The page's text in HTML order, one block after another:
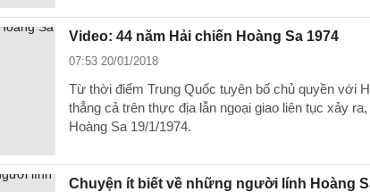
Video: 44 năm Hải chiến Hoàng Sa 1974
07:53 20/01/2018
Từ thời điểm Trung Quốc tuyên bố chủ quyền với
thẳng cả trên thực địa lẫn ngoại giao liên tục xảy
Hoàng Sa 19/1/1974.
Chuyện ít biết về những người lính Hoàng